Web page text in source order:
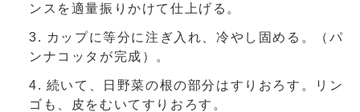
ンスを適量振りかけて仕上げる。
カップに等分に注ぎ入れ、冷やし固める。（パ
ンナコッタが完成）。
続いて、日野菜の根の部分はすりおろす。リン
ゴも、皮をむいてすりおろす。